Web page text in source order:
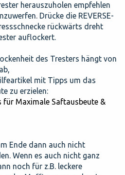
herauszuholen empfehlen
Drücke die REVERSE-
rückwärts dreht
auflockert.
des Tresters hängt von
mit Tipps um das
zu erzielen:
für Maximale Saftausbeute &
Ende dann auch nicht
Wenn es auch nicht ganz
noch für z.B. leckere